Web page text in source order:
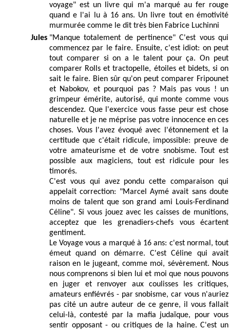
voyage" est un livre qui m'a marqué au fer rouge
quand e l'ai lu à 16 ans. Un livre tout en émotivité
murmurée comme le dit très bien Fabrice Luchinni
Jules "Manque totalement de pertinence" C'est vous qui
commencez par le faire. Ensuite, c'est idiot: on peut
tout comparer si on a le talent pour ça. On peut
comparer Rolls et tractopelle, étoiles et bidets, si on
sait le faire. Bien sûr qu'on peut comparer Fripounet
et Nabokov, et pourquoi pas ? Mais pas vous ! un
grimpeur émérite, autorisé, qui monte comme vous
descendez. Que l'exercice vous fasse peur est chose
naturelle et je ne méprise pas votre innocence en ces
choses. Vous l'avez évoqué avec l'étonnement et la
certitude que c'était ridicule, impossible: preuve de
votre amateurisme et de votre snobisme. Tout est
possible aux magiciens, tout est ridicule pour les
timorés.
C'est vous qui avez pondu cette comparaison qui
appelait correction: "Marcel Aymé avait sans doute
moins de talent que son grand ami Louis-Ferdinand
Céline". Si vous jouez avec les caisses de munitions,
acceptez que les grenadiers-chefs vous écartent
gentiment.
Le Voyage vous a marqué à 16 ans: c'est normal, tout
émeut quand on démarre. C'est Céline qui avait
raison en le jugeant, comme moi, sévèrement. Nous
nous comprenons si bien lui et moi que nous pouvons
en juger et renvoyer aux coulisses les critiques,
amateurs enfiévrés - par snobisme, car vous n'auriez
pas cité un autre auteur de ce genre, il vous fallait
celui-là, contesté par la mafia judaïque, pour vous
sentir opposant - ou critiques de la haine. C'est un